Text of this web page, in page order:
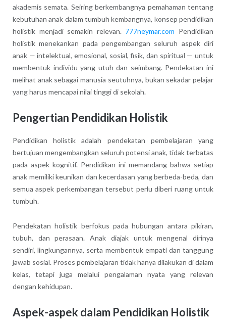
akademis semata. Seiring berkembangnya pemahaman tentang
kebutuhan anak dalam tumbuh kembangnya, konsep pendidikan
holistik menjadi semakin relevan. 777neymar.com Pendidikan
holistik menekankan pada pengembangan seluruh aspek diri
anak — intelektual, emosional, sosial, fisik, dan spiritual — untuk
membentuk individu yang utuh dan seimbang. Pendekatan ini
melihat anak sebagai manusia seutuhnya, bukan sekadar pelajar
yang harus mencapai nilai tinggi di sekolah.
Pengertian Pendidikan Holistik
Pendidikan holistik adalah pendekatan pembelajaran yang
bertujuan mengembangkan seluruh potensi anak, tidak terbatas
pada aspek kognitif. Pendidikan ini memandang bahwa setiap
anak memiliki keunikan dan kecerdasan yang berbeda-beda, dan
semua aspek perkembangan tersebut perlu diberi ruang untuk
tumbuh.
Pendekatan holistik berfokus pada hubungan antara pikiran,
tubuh, dan perasaan. Anak diajak untuk mengenal dirinya
sendiri, lingkungannya, serta membentuk empati dan tanggung
jawab sosial. Proses pembelajaran tidak hanya dilakukan di dalam
kelas, tetapi juga melalui pengalaman nyata yang relevan
dengan kehidupan.
Aspek-aspek dalam Pendidikan Holistik